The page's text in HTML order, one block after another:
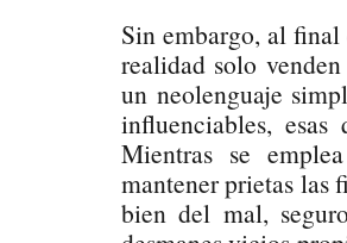
Sin embargo, al
realidad solo
un neolenguaje
influenciables,
Mientras se
mantener prietas las
bien del mal,